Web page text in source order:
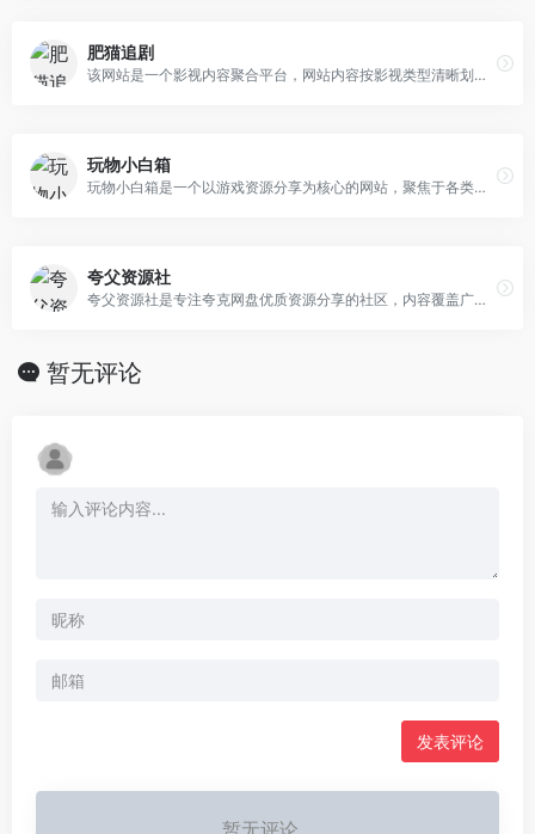
肥猫追剧
该网站是一个影视内容聚合平台，网站内容按影视类型清晰划分，覆盖当下主流观影需求，提供资源的网盘或直连下载。1. 短剧：题材聚焦 “高甜 + 强设定”以甜宠、都市、穿书等当下热门题材为主，部分作品标注演员阵容与核心剧情方向，代入感较强：代表作品：《穿书富家妯娌 我和闺蜜齐上阵》（刘萧旭 饰 周晟安、郭宇欣 饰 白清枚）、《此世人间不相逢》《盛夏芬德拉》《巨鳄惊魂》（陈楚洹 饰 陆清安）、《被读心后我成了皇宫团宠》等。题材标签：明确标注 “甜宠 / 都市”“穿书”“甜蜜逆袭”“穿书遇真爱” 等，精准匹配偏好轻量级剧情的用户。2. 电视剧：覆盖多元题材，兼顾 IP 与新剧收录作品类型广泛，涵盖悬疑、都市、奇幻、情感等潜在风格，既有 IP 衍生剧也有原创题材：代表作品：《许我耀眼》《吴邪私家笔记》（IP 衍生类）、《绝命法官》《沉默的荣耀》（悬疑 / 职场类）、《凡人修仙传》（奇幻类）、《杀死你的旅途》《三更雪》《金昭玉醉》等。3. 动漫：聚焦热门 IP 续作与经典题材以奇幻、战斗、冒险类动漫为主，包含多部高人气 IP 的续作，贴合二次元用户偏好：代表作品：《怪兽 8 号 第二季》《斗破苍穹 年番 4》《斗破苍穹 年番 3》《石纪元 第四季》《龙族 第二季》《诡秘之主》《牧神记》等，覆盖 “年番”“续作” 等用户关注的核心标签。4. 综艺：头部续作为主，类型丰富聚焦国民度高的综艺 IP 续作，涵盖情感观察、职场体验、推理竞技、户外真人秀等多元品类：代表作品：《心动的信号 第八季》（情感观察）、《令人心动的 offer 第七季》（职场体验）、《密室大逃脱 第七季》（推理竞技）、《向往的生活 第八季》《奔跑吧 第九季》（户外真人秀）、《战至巅峰 第四季》（电竞综艺）等。
玩物小白箱
玩物小白箱是一个以游戏资源分享为核心的网站，聚焦于各类端游、手游的单机版资源及相关工具，同时涵盖少量独立游戏的官方中文版本内容，为游戏爱好者提供丰富的单机游戏体验资源。除了网游单机版，网站还收录了《天机录》《夜幕之花》《反叛的使徒》等独立游戏的官方中文版本，以及《甜蜜女友 2》等汉化版作品，部分附带攻略和存档，满足不同玩家的需求。此外，网站设有专题板块（如 DNF 专题、剑灵专题），对同 IP 的多个单机资源进行整合归类，方便用户查找；同时也包含少量工具类资源（如 DeepSeek 本地部署工具包），拓展了资源覆盖范围。
夸父资源社
夸父资源社是专注夸克网盘优质资源分享的社区，内容覆盖广泛，主要以影视、音乐等娱乐类资源为主，所有资源仅提供夸克网盘分享链接。部分经典的影视剧会直接发布合集，如需寻找一些老资源，建议直接搜索效率会比较高。
暂无评论
发表评论
暂无评论...